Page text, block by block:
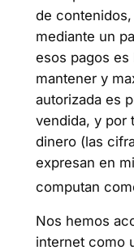
de
mediante un
esos pagos es
mantener y
autorizada es
vendida, y por
dinero (las
expresan en
computan
Nos hemos
internet como